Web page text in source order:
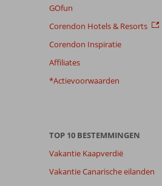
GOfun
Corendon Hotels & Resorts
Corendon Inspiratie
Affiliates
*Actievoorwaarden
TOP 10 BESTEMMINGEN
Vakantie Kaapverdië
Vakantie Canarische eilanden